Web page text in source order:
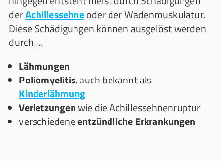
derAchillessehneoder der Wadenmuskulatur.
Diese Schädigungen können ausgelöst werden
durch …
Lähmungen
Poliomyelitis, auch bekannt als
Kinderlähmung
Verletzungenwie die Achillessehnenruptur
verschiedeneentzündliche Erkrankungen